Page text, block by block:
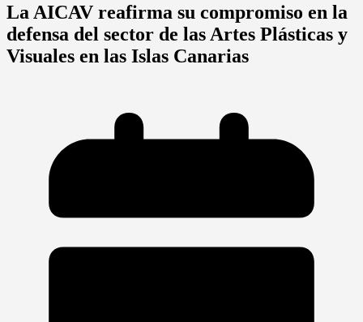
La AICAV reafirma su compromiso en la
defensa del sector de las Artes Plásticas y
Visuales en las Islas Canarias